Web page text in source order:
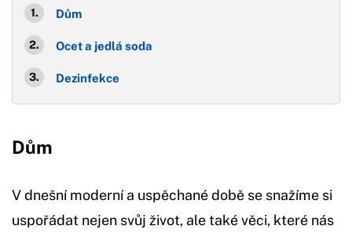
Dům
Ocet a jedlá soda
Dezinfekce
Dům
V dnešní moderní a uspěchané době se snažíme si
uspořádat nejen svůj život, ale také věci, které nás